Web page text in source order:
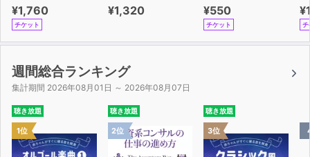
¥1,760
チケット
¥1,320 ¥550
チケット チ
週間総合ランキング
集計期間 2026年08月01日 ～ 2026年08月07日
聴き放題
1位
聴き放題
2位
聴き放題
3位